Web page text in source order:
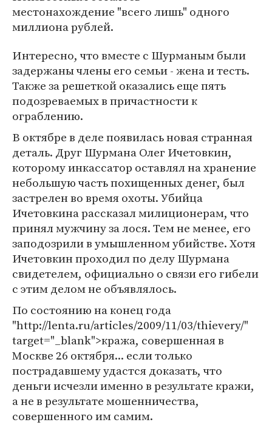
местонахождение "всего лишь" одного
миллиона рублей.
Интересно, что вместе с Шурманым были
задержаны члены его семьи - жена и тесть.
Также за решеткой оказались еще пять
подозреваемых в причастности к
ограблению.
В октябре в деле появилась новая странная
деталь. Друг Шурмана Олег Ичетовкин,
которому инкассатор оставлял на хранение
небольшую часть похищенных денег, был
застрелен во время охоты. Убийца
Ичетовкина рассказал милиционерам, что
принял мужчину за лося. Тем не менее, его
заподозрили в умышленном убийстве. Хотя
Ичетовкин проходил по делу Шурмана
свидетелем, официально о связи его гибели
с этим делом не объявлялось.
По состоянию на конец года
"http://lenta.ru/articles/2009/11/03/thievery/"
target="_blank">кража, совершенная в
Москве 26 октября... если только
пострадавшему удастся доказать, что
деньги исчезли именно в результате кражи,
а не в результате мошенничества,
совершенного им самим.